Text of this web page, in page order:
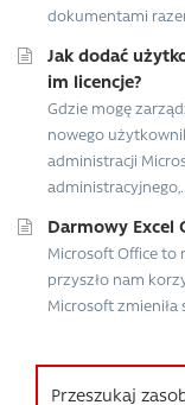
dokumentami
Jak dodać
im licencje?
Gdzie mogę
nowego
administracji
administracyjnego,...
Darmowy Excel
Microsoft Office to
przyszło nam
Microsoft zmieniła